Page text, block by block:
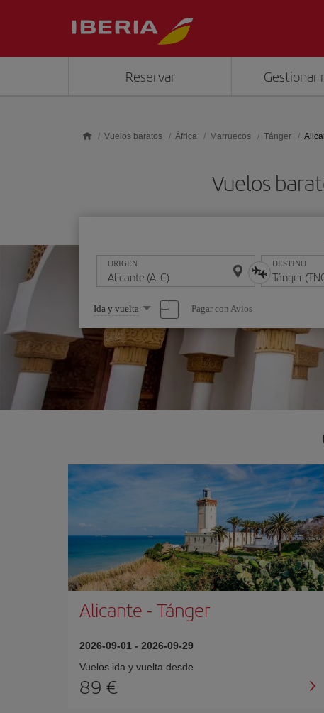
Reservar Gestionar
Vuelos baratos África Marruecos Tánger
Vuelos
ORIGEN DESTINO
Seleccione
una
opción
Ida y vuelta Pagar con Avios
Alicante -Tánger
2026-09-01 - 2026-09-29
Vuelos ida y vuelta desde
89 €